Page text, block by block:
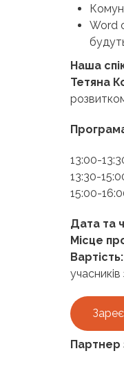
Word
Наша
Тетяна
13:00-
13:30-
15:00-
Дата та
Місце
Вартість:
Партнер